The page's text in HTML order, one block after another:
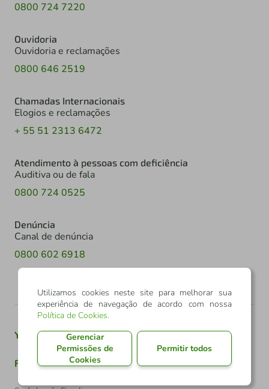
0800 724 7220
Ouvidoria
Ouvidoria e reclamações
0800 646 2519
Chamadas Internacionais
Elogios e reclamações
+ 55 51 2313 6472
Atendimento à pessoas com deficiência
Auditiva ou de fala
0800 724 0525
Denúncia
Canal de denúncia
0800 602 6918
Youtube Twitter Linkedin Instagram
Facebook TikTok
Utilizamos cookies neste site para melhorar sua
experiência de navegação de acordo com nossa
Política de Cookies.
Gerenciar
Permissões de
Cookies
Permitir todos